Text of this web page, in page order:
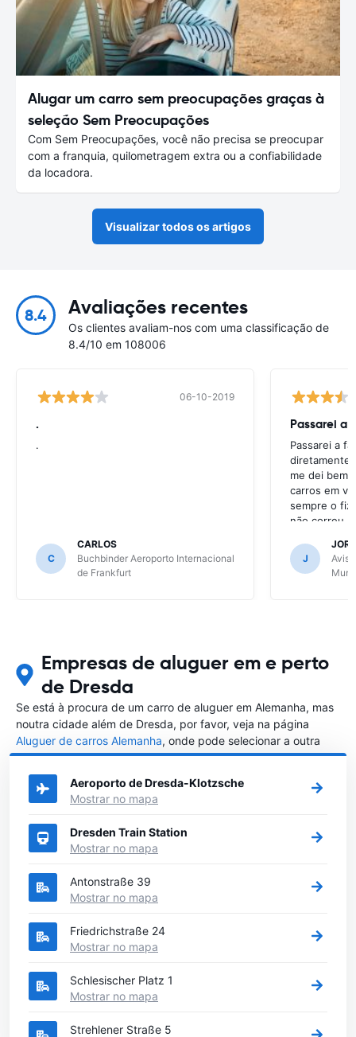
Alugar um carro sem preocupações graças à
seleção Sem Preocupações
Com Sem Preocupações, você não precisa se preocupar
com a franquia, quilometragem extra ou a confiabilidade
da locadora.
Visualizar todos os artigos
8.4 Avaliações recentes
Os clientes avaliam-nos com uma classificação de
8.4/10 em 108006
06-10-2019
.
.
C
CARLOS
Buchbinder Aeroporto Internacional
de Frankfurt
Passarei a
Passarei a
diretamente
me dei bem
carros em
sempre o fiz
não correu
J
Avis
Empresas de aluguer em e perto
de Dresda
Se está à procura de um carro de aluguer em Alemanha, mas
noutra cidade além de Dresda, por favor, veja na página
Aluguer de carros Alemanha, onde pode selecionar a outra
cidade em Alemanha que gostaria de alugar um carro
Aeroporto de Dresda-Klotzsche
Mostrar no mapa
Dresden Train Station
Mostrar no mapa
Antonstraße 39
Mostrar no mapa
Friedrichstraße 24
Mostrar no mapa
Schlesischer Platz 1
Mostrar no mapa
Strehlener Straße 5